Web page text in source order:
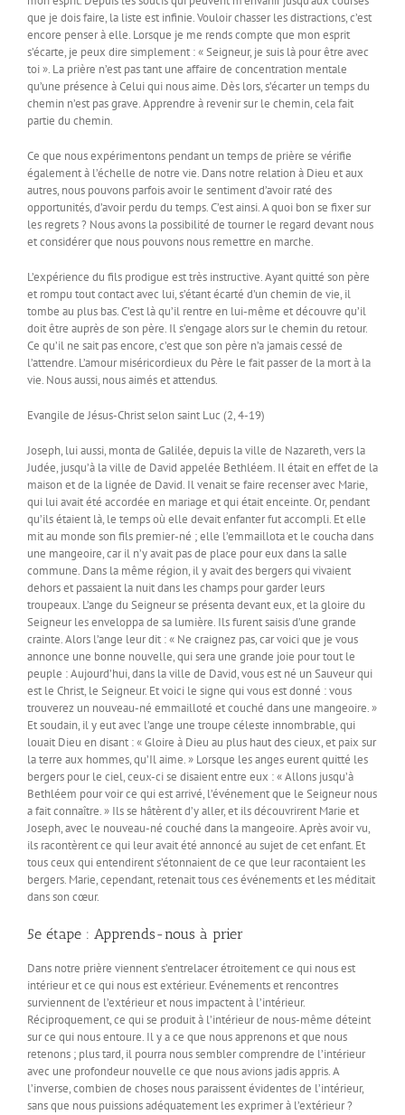
que je dois faire, la liste est infinie. Vouloir chasser les distractions, c’est
encore penser à elle. Lorsque je me rends compte que mon esprit
s’écarte, je peux dire simplement : « Seigneur, je suis là pour être avec
toi ». La prière n’est pas tant une affaire de concentration mentale
qu’une présence à Celui qui nous aime. Dès lors, s’écarter un temps du
chemin n’est pas grave. Apprendre à revenir sur le chemin, cela fait
partie du chemin.
Ce que nous expérimentons pendant un temps de prière se vérifie
également à l’échelle de notre vie. Dans notre relation à Dieu et aux
autres, nous pouvons parfois avoir le sentiment d’avoir raté des
opportunités, d’avoir perdu du temps. C’est ainsi. A quoi bon se fixer sur
les regrets ? Nous avons la possibilité de tourner le regard devant nous
et considérer que nous pouvons nous remettre en marche.
L’expérience du fils prodigue est très instructive. Ayant quitté son père
et rompu tout contact avec lui, s’étant écarté d’un chemin de vie, il
tombe au plus bas. C’est là qu’il rentre en lui-même et découvre qu’il
doit être auprès de son père. Il s’engage alors sur le chemin du retour.
Ce qu’il ne sait pas encore, c’est que son père n’a jamais cessé de
l’attendre. L’amour miséricordieux du Père le fait passer de la mort à la
vie. Nous aussi, nous aimés et attendus.
Evangile de Jésus-Christ selon saint Luc (2, 4-19)
Joseph, lui aussi, monta de Galilée, depuis la ville de Nazareth, vers la
Judée, jusqu’à la ville de David appelée Bethléem. Il était en effet de la
maison et de la lignée de David. Il venait se faire recenser avec Marie,
qui lui avait été accordée en mariage et qui était enceinte. Or, pendant
qu’ils étaient là, le temps où elle devait enfanter fut accompli. Et elle
mit au monde son fils premier-né ; elle l’emmaillota et le coucha dans
une mangeoire, car il n’y avait pas de place pour eux dans la salle
commune. Dans la même région, il y avait des bergers qui vivaient
dehors et passaient la nuit dans les champs pour garder leurs
troupeaux. L’ange du Seigneur se présenta devant eux, et la gloire du
Seigneur les enveloppa de sa lumière. Ils furent saisis d’une grande
crainte. Alors l’ange leur dit : « Ne craignez pas, car voici que je vous
annonce une bonne nouvelle, qui sera une grande joie pour tout le
peuple : Aujourd’hui, dans la ville de David, vous est né un Sauveur qui
est le Christ, le Seigneur. Et voici le signe qui vous est donné : vous
trouverez un nouveau-né emmailloté et couché dans une mangeoire. »
Et soudain, il y eut avec l’ange une troupe céleste innombrable, qui
louait Dieu en disant : « Gloire à Dieu au plus haut des cieux, et paix sur
la terre aux hommes, qu’Il aime. » Lorsque les anges eurent quitté les
bergers pour le ciel, ceux-ci se disaient entre eux : « Allons jusqu’à
Bethléem pour voir ce qui est arrivé, l’événement que le Seigneur nous
a fait connaître. » Ils se hâtèrent d’y aller, et ils découvrirent Marie et
Joseph, avec le nouveau-né couché dans la mangeoire. Après avoir vu,
ils racontèrent ce qui leur avait été annoncé au sujet de cet enfant. Et
tous ceux qui entendirent s’étonnaient de ce que leur racontaient les
bergers. Marie, cependant, retenait tous ces événements et les méditait
dans son cœur.
5e étape : Apprends-nous à prier
Dans notre prière viennent s’entrelacer étroitement ce qui nous est
intérieur et ce qui nous est extérieur. Evénements et rencontres
surviennent de l’extérieur et nous impactent à l’intérieur.
Réciproquement, ce qui se produit à l’intérieur de nous-même déteint
sur ce qui nous entoure. Il y a ce que nous apprenons et que nous
retenons ; plus tard, il pourra nous sembler comprendre de l’intérieur
avec une profondeur nouvelle ce que nous avions jadis appris. A
l’inverse, combien de choses nous paraissent évidentes de l’intérieur,
sans que nous puissions adéquatement les exprimer à l’extérieur ?